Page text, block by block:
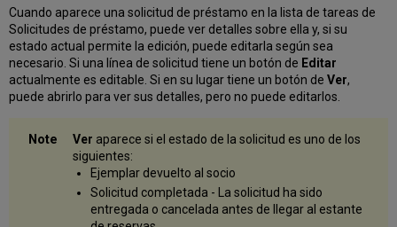
socios
en
la
pestaña
de
la
de
solicitud
Agregar
socios
Cuando aparece una solicitud de préstamo en la lista de tareas de
Solicitudes de préstamo, puede ver detalles sobre ella y, si su
estado actual permite la edición, puede editarla según sea
necesario. Si una línea de solicitud tiene un botón de Editar
actualmente es editable. Si en su lugar tiene un botón deVer,
puede abrirlo para ver sus detalles, pero no puede editarlos.
Ver aparece si el estado de la solicitud es uno de los
siguientes:
Ejemplar devuelto al socio
Solicitud completada - La solicitud ha sido
entregada o cancelada antes de llegar al estante